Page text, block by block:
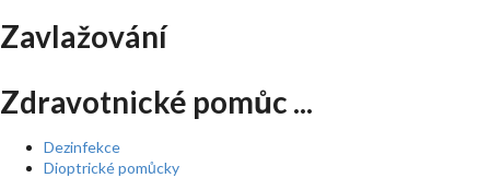
Zavlažování
Zdravotnické pomůc ...
Dezinfekce
Dioptrické pomůcky